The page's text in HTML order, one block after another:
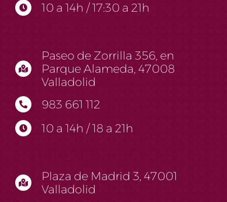
10 a 14h / 17:30 a 21h
Paseo de Zorrilla 356, en
Parque Alameda, 47008
Valladolid
983 661 112
10 a 14h / 18 a 21h
Plaza de Madrid 3, 47001
Valladolid